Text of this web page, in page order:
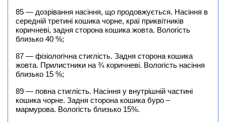
85 — дозрівання насіння, що продовжується. Насіння в
середній третині кошика чорне, краї приквітників
коричневі, задня сторона кошика жовта. Вологість
близько 40 %;
87 — фізіологічна стиглість. Задня сторона кошика
жовта. Прилистники на ¾ коричневі. Вологість насіння
близько 15 %;
89 — повна стиглість. Насіння у внутрішній частині
кошика чорне. Задня сторона кошика буро –
мармурова. Вологість близько 15%.